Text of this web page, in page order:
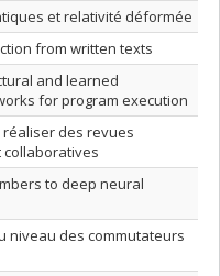
et relativité déformée
from written texts
and learned
for program execution
réaliser des revues
to deep neural
niveau des commutateurs